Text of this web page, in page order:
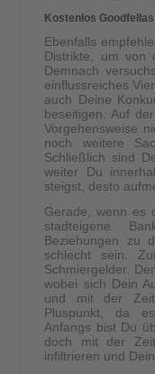
Kostenlos
Ebenfalls
Distrikte, um von
Demnach
einflussreiches
auch Deine
beseitigen. Auf
Vorgehensweise
noch weitere
Schließlich sind
weiter Du
steigst, desto
Gerade, wenn es
stadteigene
Beziehungen zu
schlecht sein.
Schmiergelder.
wobei sich Dein
und mit der Zeit
Pluspunkt, da
Anfangs bist Du
doch mit der
infiltrieren und